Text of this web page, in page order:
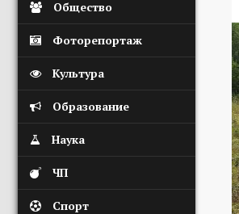
Общество
Фоторепортаж
Культура
Образование
Наука
ЧП
Спорт